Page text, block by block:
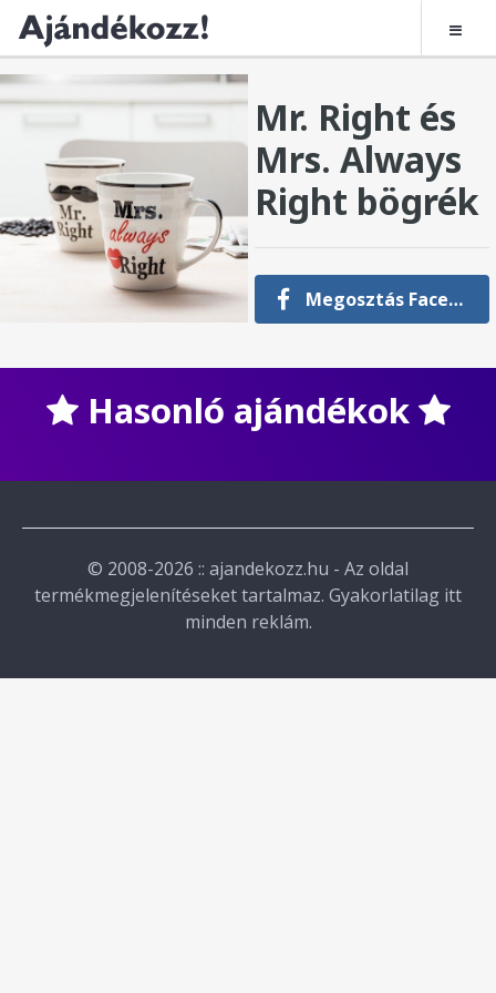
Mr. Right és
Mrs. Always
Right bögrék
Megosztás Facebookon
Hasonló ajándékok
© 2008-2026 :: ajandekozz.hu - Az oldal
termékmegjelenítéseket tartalmaz. Gyakorlatilag itt
minden reklám.